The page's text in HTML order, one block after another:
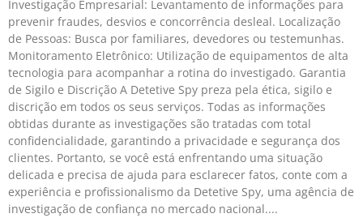
Investigação Empresarial: Levantamento de informações para
prevenir fraudes, desvios e concorrência desleal. Localização
de Pessoas: Busca por familiares, devedores ou testemunhas.
Monitoramento Eletrônico: Utilização de equipamentos de alta
tecnologia para acompanhar a rotina do investigado. Garantia
de Sigilo e Discrição A Detetive Spy preza pela ética, sigilo e
discrição em todos os seus serviços. Todas as informações
obtidas durante as investigações são tratadas com total
confidencialidade, garantindo a privacidade e segurança dos
clientes. Portanto, se você está enfrentando uma situação
delicada e precisa de ajuda para esclarecer fatos, conte com a
experiência e profissionalismo da Detetive Spy, uma agência de
investigação de confiança no mercado nacional.